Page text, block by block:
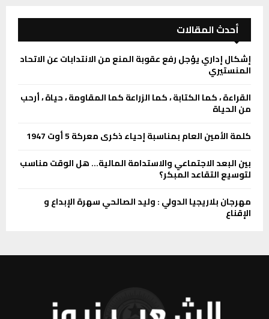
أحدث المقالات
إشكال إداري يؤجل رفع عقوبة المنع من الانتدابات عن الاتحاد
المنستيري
القراءة ، كما الكتابة ، كما الزراعة كما المقاومة ، حياة ، أرحب
من الحياة
كلمة الأمين العام بمناسبة إحياء ذكرى معركة 5 أوت 1947
بين البعد الاجتماعي والاستدامة المالية… هل الوقت مناسب
لتوسيع التقاعد المبكر؟
مهرجان بلاريجيا الدولي : وليد الصالحي سهرة الإبداع و
الإقناع